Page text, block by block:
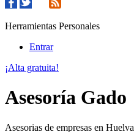
Herramientas Personales
Entrar
¡Alta gratuita!
Asesoría Gado
Asesorias de empresas en Huelva